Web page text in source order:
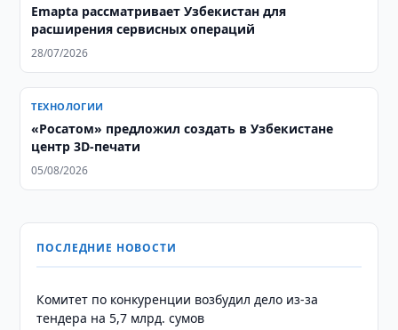
Emapta рассматривает Узбекистан для
расширения сервисных операций
28/07/2026
ТЕХНОЛОГИИ
«Росатом» предложил создать в Узбекистане
центр 3D-печати
05/08/2026
ПОСЛЕДНИЕ НОВОСТИ
Комитет по конкуренции возбудил дело из-за
тендера на 5,7 млрд. сумов